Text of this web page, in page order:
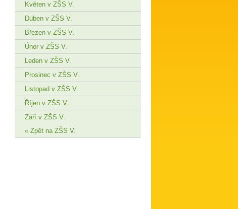
Květen v ZŠS V.
Duben v ZŠS V.
Březen v ZŠS V.
Únor v ZŠS V.
Leden v ZŠS V.
Prosinec v ZŠS V.
Listopad v ZŠS V.
Říjen v ZŠS V.
Září v ZŠS V.
Zpět na ZŠS V.